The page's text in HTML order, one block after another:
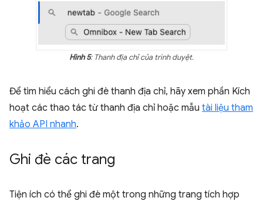
Hình 5: Thanh địa chỉ của trình duyệt.
Để tìm hiểu cách ghi đè thanh địa chỉ, hãy xem phần Kích
hoạt các thao tác từ thanh địa chỉ hoặc mẫu tài liệu tham
khảo API nhanh.
Ghi đè các trang
Tiện ích có thể ghi đè một trong những trang tích hợp